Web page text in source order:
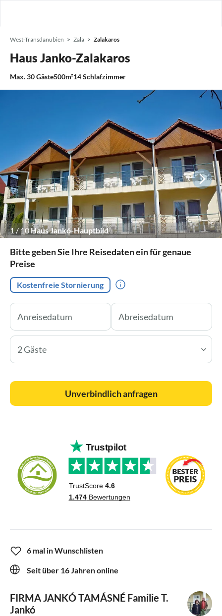
West-Transdanubien Zala Zalakaros
Haus Janko-Zalakaros
Max.30Gäste500m²14Schlafzimmer
1/10 Haus Jankó-Hauptbild
Bitte geben Sie Ihre Reisedaten ein für genaue
Preise
Kostenfreie Stornierung
2 Gäste
Unverbindlich anfragen
6 mal in Wunschlisten
Seit über 16 Jahren online
FIRMA JANKÓ TAMÁSNÉ Familie T.
Jankó